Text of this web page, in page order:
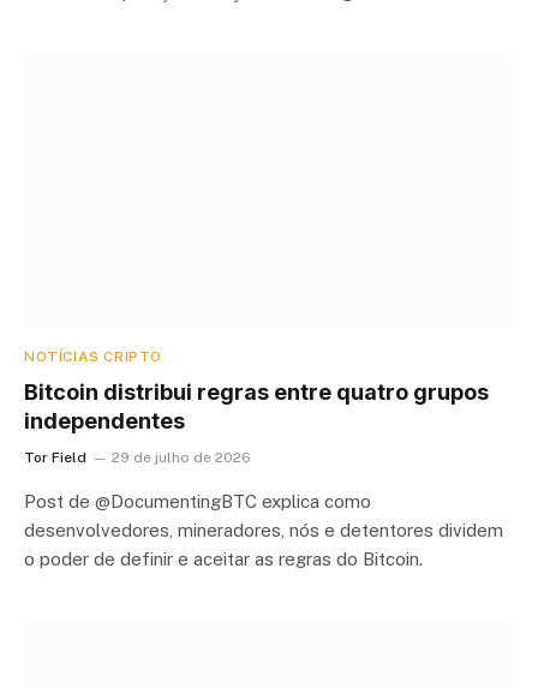
NOTÍCIAS CRIPTO
Bitcoin distribui regras entre quatro grupos
independentes
Tor Field 29 de julho de 2026
Post de @DocumentingBTC explica como
desenvolvedores, mineradores, nós e detentores dividem
o poder de definir e aceitar as regras do Bitcoin.